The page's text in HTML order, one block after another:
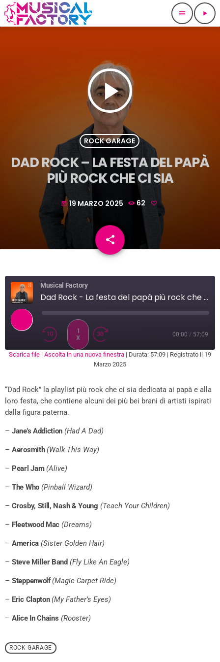
menu play_arrow
play_arrow
ROCK GARAGE
DAD ROCK – LA FESTA DEL PAPÀ
PIÙ ROCK CHE CI SIA
today 19 MARZO 2025 62
share
email
Musical Factory
Dad Rock - La festa del papà più rock che ci sia
1
X
00:00 / 57:09
LINK
EMBED
Scarica file | Ascolta in una nuova finestra | Durata: 57:09 | Registrato il 19
Marzo 2025
“Dad Rock” la playlist più rock che ci sia dedicata ai papà e alla
loro festa, che contiene alcuni dei più bei brani di artisti ispirati
dalla figura paterna.
– Jane’s Addiction (Had A Dad)
– Aerosmith(Walk This Way)
– Pearl Jam(Alive)
– The Who (Pinball Wizard)
– Crosby, Still, Nash & Young (Teach Your Children)
– Fleetwood Mac (Dreams)
– America (Sister Golden Hair)
– Steve Miller Band (Fly Like An Eagle)
– Steppenwolf(Magic Carpet Ride)
– Eric Clapton(My Father’s Eyes)
– Alice In Chains (Rooster)
ROCK GARAGE